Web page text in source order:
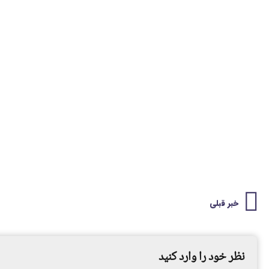
خبر قبلی
نظر خود را وارد کنید